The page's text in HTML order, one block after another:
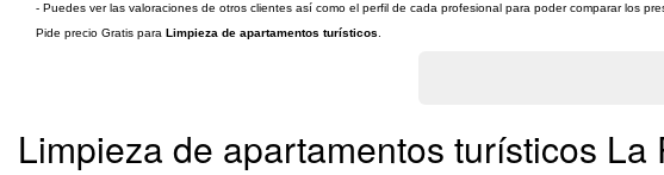
- Puedes ver las valoraciones de otros clientes así como el perfil de cada profesional para poder comparar los
Pide precio Gratis para Limpieza de apartamentos turísticos
Limpieza de apartamentos turísticos La